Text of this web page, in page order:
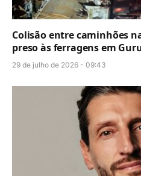
Colisão entre caminhões
preso às ferragens em
29 de julho de 2026 - 09:43